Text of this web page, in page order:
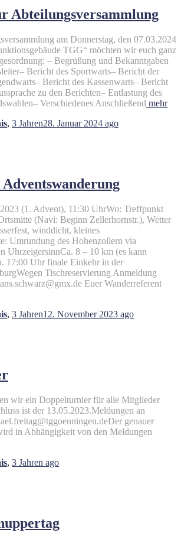
Abteilungsversammlung
am Donnerstag, den 07.03.2024
TGG“ möchten wir euch ganz
– Begrüßung und Bekanntgaben
Bericht des Sportwarts– Bericht der
Bericht des Kassenwarts– Bericht
zu den Berichten– Entlastung des
Verschiedenes Anschließend mehr
, 3 Jahren28. Januar 2024 ago
(1. Advent), 11:30 UhrWo: Treffpunkt
(Navi: Beginn Zellerhornstr.), Wetter
winddicht, kleines
Umrundung des Hohenzollern via
UhrzeigersinnCa. 8 – 10 km (es kann
17:00 Uhr finale Einkehr in der
Tischreservierung Anmeldung
Euer Wanderreferent
, 3 Jahren12. November 2023 ago
wir ein Doppelturnier für alle Mitglieder
ist der 13.05.2023.Meldungen an
genauer
in Abhängigkeit von den Meldungen
, 3 Jahren ago